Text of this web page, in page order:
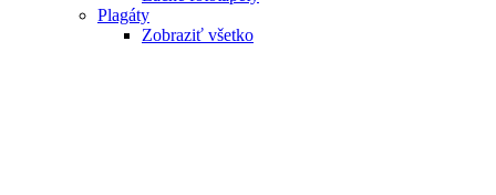
Plagáty
Zobraziť všetko